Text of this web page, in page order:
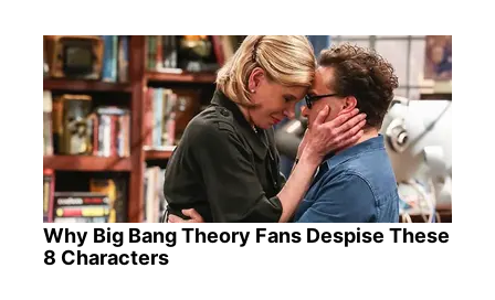
Why Big Bang Theory Fans Despise These
8 Characters